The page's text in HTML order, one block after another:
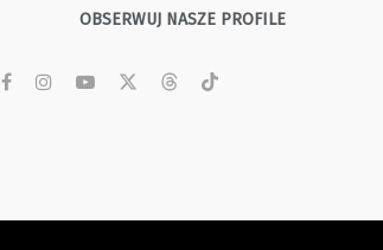
OBSERWUJ NASZE PROFILE